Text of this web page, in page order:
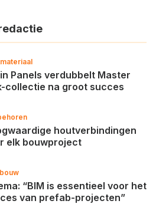
Panels verdubbelt Master
collectie na groot succes
houtverbindingen
elk bouwproject
“BIM is essentieel voor het
van prefab-projecten”